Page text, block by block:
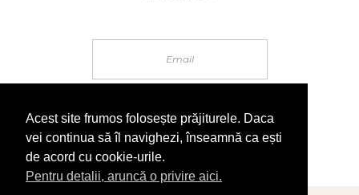
Acest site frumos folosește prăjiturele. Daca
vei continua să îl navighezi, înseamnă ca ești
de acord cu cookie-urile.
Pentru detalii, aruncă o privire aici.